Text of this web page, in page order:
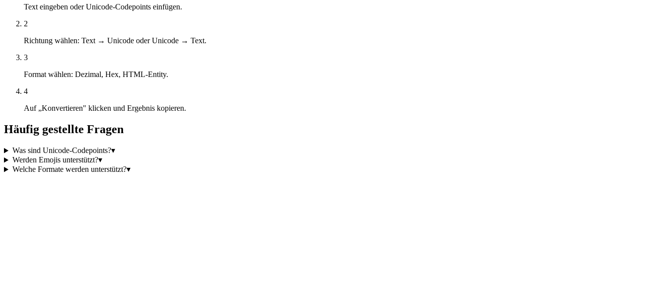
Text eingeben oder Unicode-Codepoints einfügen.
2
Richtung wählen: Text → Unicode oder Unicode → Text.
3
Format wählen: Dezimal, Hex, HTML-Entity.
4
Auf „Konvertieren" klicken und Ergebnis kopieren.
Häufig gestellte Fragen
Was sind Unicode-Codepoints?▾
Werden Emojis unterstützt?▾
Welche Formate werden unterstützt?▾